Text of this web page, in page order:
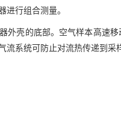
行组合测量。
外壳的底部。空气样本高速
系统可防止对流热传递到采